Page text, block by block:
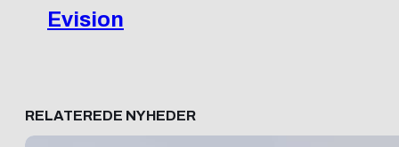
Evision
RELATEREDE NYHEDER